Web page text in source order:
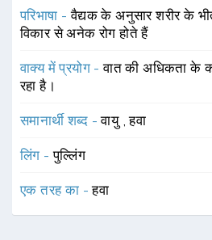
परिभाषा -वैद्यक के अनुसार शरीर के
विकार से अनेक रोग होते हैं
वाक्य में प्रयोग -वात की अधिकता के
रहा है।
समानार्थी शब्द -वायु ,हवा
लिंग -पुल्लिंग
एक तरह का -हवा